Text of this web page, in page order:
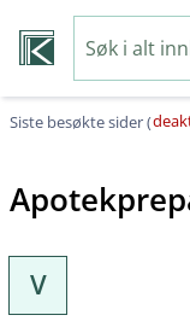
Siste besøkte sider (
V